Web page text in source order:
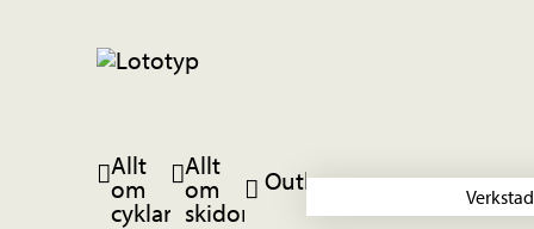
Allt
om
cyklar
Allt
om
skidor
Outlet
Verkstad